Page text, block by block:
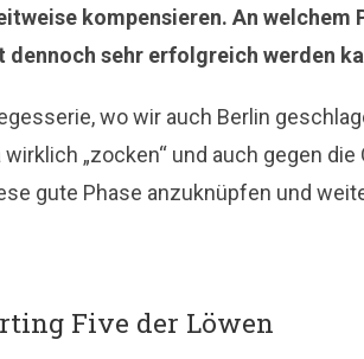
kompensieren. An welchem
sehr erfolgreich werden
wo wir auch Berlin
„zocken“ und auch gegen die
gute Phase anzuknüpfen und
Five der Löwen